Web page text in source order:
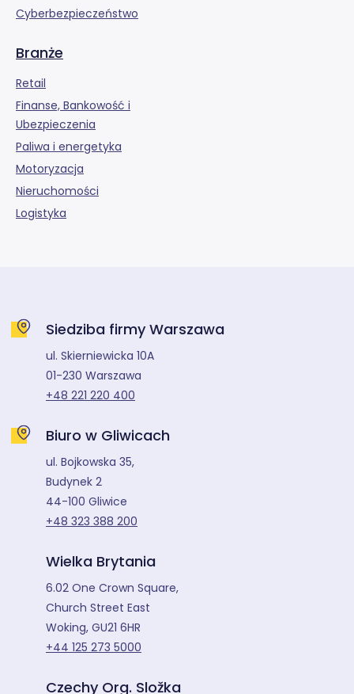
Cyberbezpieczeństwo
Branże
Retail
Finanse, Bankowość i
Ubezpieczenia
Paliwa i energetyka
Motoryzacja
Nieruchomości
Logistyka
Siedziba firmy Warszawa
ul. Skierniewicka 10A
01-230 Warszawa
+48 221 220 400
Biuro w Gliwicach
ul. Bojkowska 35,
Budynek 2
44-100 Gliwice
+48 323 388 200
Wielka Brytania
6.02 One Crown Square,
Church Street East
Woking, GU21 6HR
+44 125 273 5000
Czechy Org. Složka